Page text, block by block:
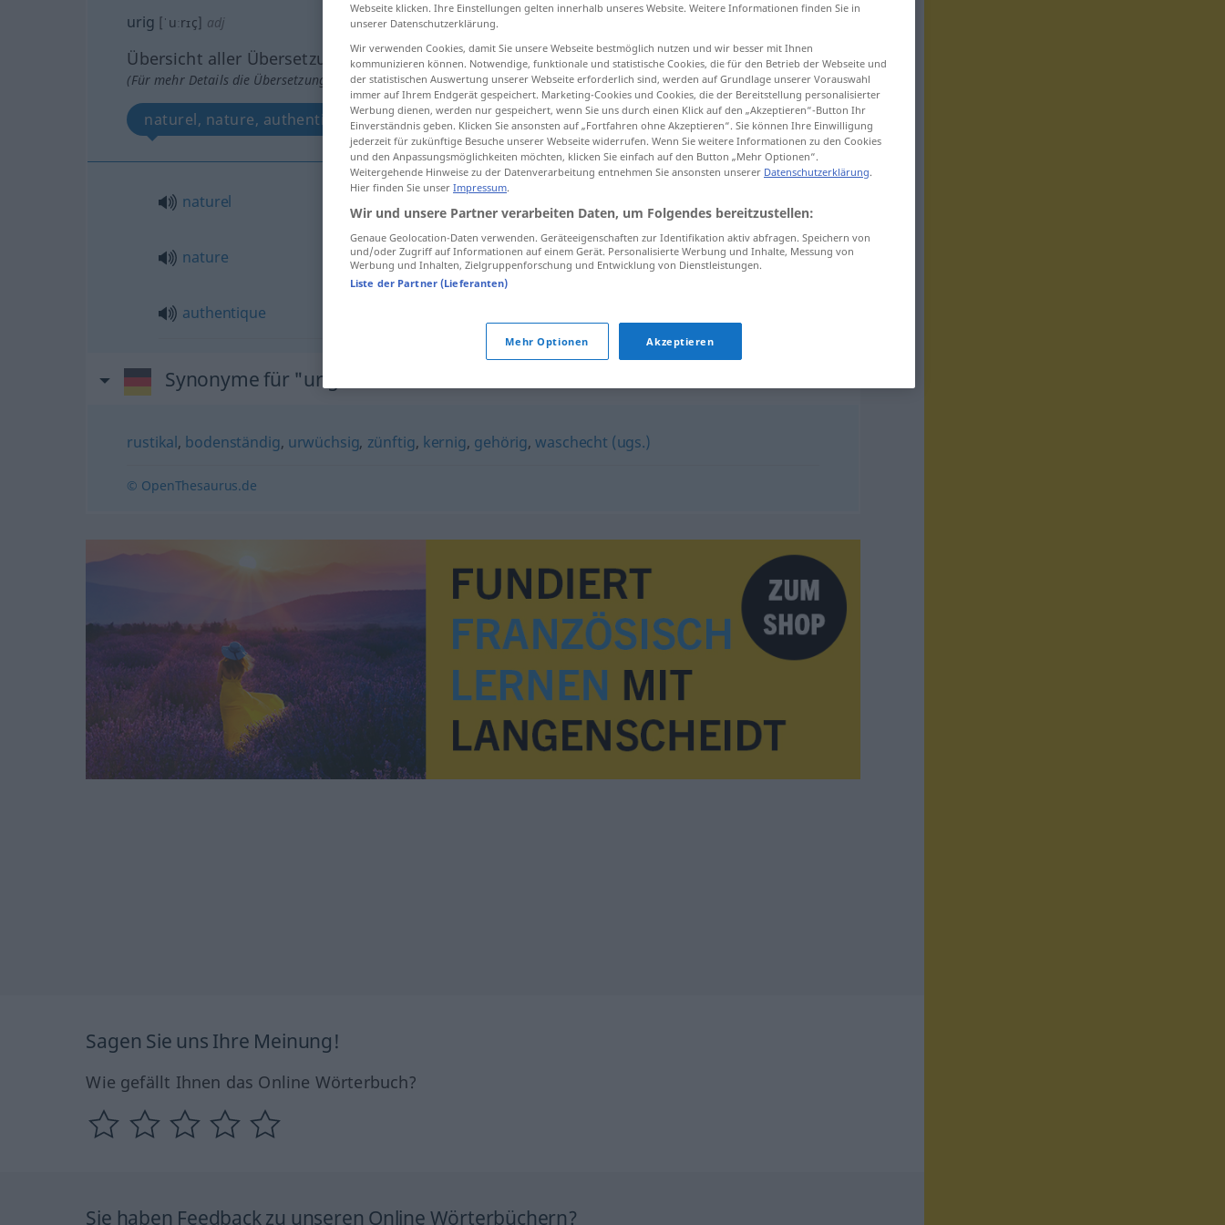
urig [ˈuːrɪç] adj
Übersicht aller Übersetzungen
(Für mehr Details die Übersetzung anklicken/antippen)
naturel, nature, authentique
naturel
nature urig
authentique
Synonyme für "urig"
rustikal, bodenständig, urwüchsig, zünftig, kernig, gehörig,waschecht (ugs.)
© OpenThesaurus.de
Sagen Sie uns Ihre Meinung!
Wie gefällt Ihnen das Online Wörterbuch?
Sie haben Feedback zu unseren Online Wörterbüchern?
Webseite klicken. Ihre Einstellungen gelten innerhalb unseres Website. Weitere Informationen finden Sie in
unserer Datenschutzerklärung.
Wir verwenden Cookies, damit Sie unsere Webseite bestmöglich nutzen und wir besser mit Ihnen
kommunizieren können. Notwendige, funktionale und statistische Cookies, die für den Betrieb der Webseite und
der statistischen Auswertung unserer Webseite erforderlich sind, werden auf Grundlage unserer Vorauswahl
immer auf Ihrem Endgerät gespeichert. Marketing-Cookies und Cookies, die der Bereitstellung personalisierter
Werbung dienen, werden nur gespeichert, wenn Sie uns durch einen Klick auf den „Akzeptieren“-Button Ihr
Einverständnis geben. Klicken Sie ansonsten auf „Fortfahren ohne Akzeptieren“. Sie können Ihre Einwilligung
jederzeit für zukünftige Besuche unserer Webseite widerrufen. Wenn Sie weitere Informationen zu den Cookies
und den Anpassungsmöglichkeiten möchten, klicken Sie einfach auf den Button „Mehr Optionen“.
Weitergehende Hinweise zu der Datenverarbeitung entnehmen Sie ansonsten unserer Datenschutzerklärung.
Hier finden Sie unser Impressum.
Wir und unsere Partner verarbeiten Daten, um Folgendes bereitzustellen:
Genaue Geolocation-Daten verwenden. Geräteeigenschaften zur Identifikation aktiv abfragen. Speichern von
und/oder Zugriff auf Informationen auf einem Gerät. Personalisierte Werbung und Inhalte, Messung von
Werbung und Inhalten, Zielgruppenforschung und Entwicklung von Dienstleistungen.
Liste der Partner (Lieferanten)
Mehr Optionen Akzeptieren